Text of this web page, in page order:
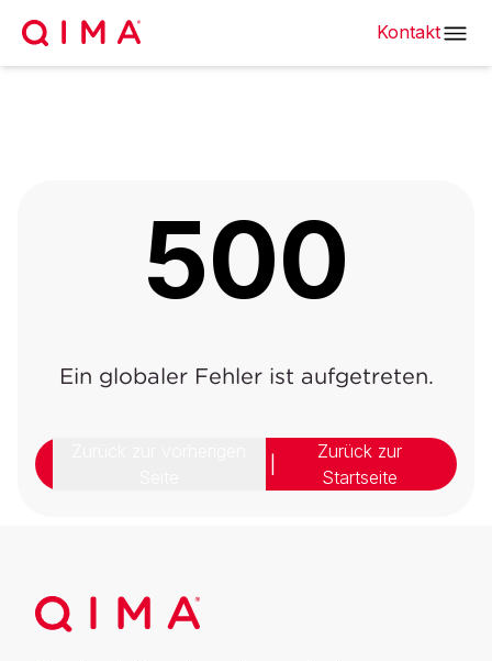
Kontakt
500
Ein globaler Fehler ist aufgetreten.
Zurück zur
Startseite